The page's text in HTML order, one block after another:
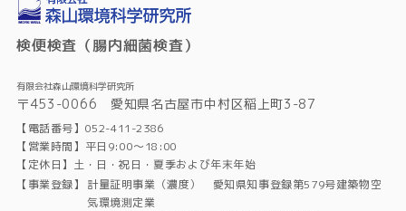
検便検査（腸内細菌検査）
有限会社森山環境科学研究所
〒453-0066 愛知県名古屋市中村区稲上町3-87
【電話番号】052-411-2386
【営業時間】平日9:00～18:00
【定休日】土・日・祝日・夏季および年末年始
【事業登録】
計量証明事業（濃度） 愛知県知事登録第579号建築物空
気環境測定業